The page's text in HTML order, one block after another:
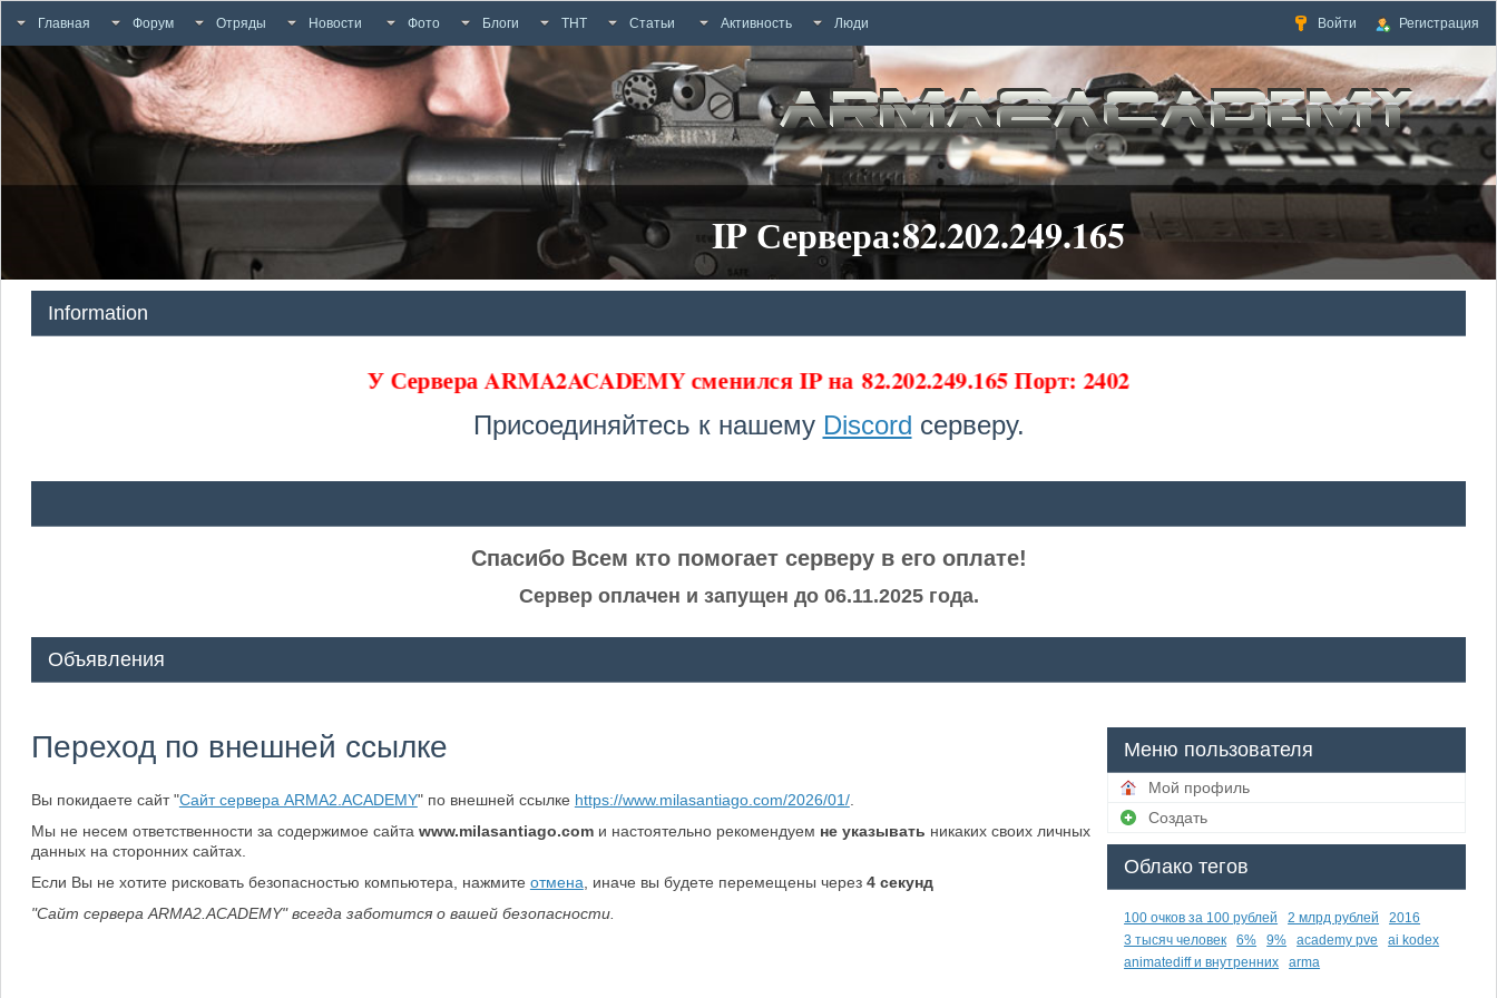
Главная Форум Отряды Новости Фото Блоги ТНТ Статьи Активность Люди Войти Регистрация
IP Сервера:82.202.249.165
Information
У Сервера ARMA2ACADEMY сменился IP на 82.202.249.165 Порт: 2402
Присоединяйтесь к нашему Discord серверу.
Спасибо Всем кто помогает серверу в его оплате!
Сервер оплачен и запущен до 06.11.2025 года.
Объявления
Переход по внешней ссылке
Вы покидаете сайт "Сайт сервера ARMA2.ACADEMY" по внешней ссылке https://www.milasantiago.com/2026/01/.
Мы не несем ответственности за содержимое сайта www.milasantiago.comи настоятельно рекомендуем не указывать никаких своих личных
данных на сторонних сайтах.
Если Вы не хотите рисковать безопасностью компьютера, нажмите отмена , иначе вы будете перемещены через 4секунд
"Сайт сервера ARMA2.ACADEMY" всегда заботится о вашей безопасности.
Меню пользователя
Мой профиль
Создать
Облако тегов
100 очков за 100 рублей 2 млрд рублей
2016
3 тысяч человек
6% 9% academy pve
ai kodex
animatediff и внутренних
arma